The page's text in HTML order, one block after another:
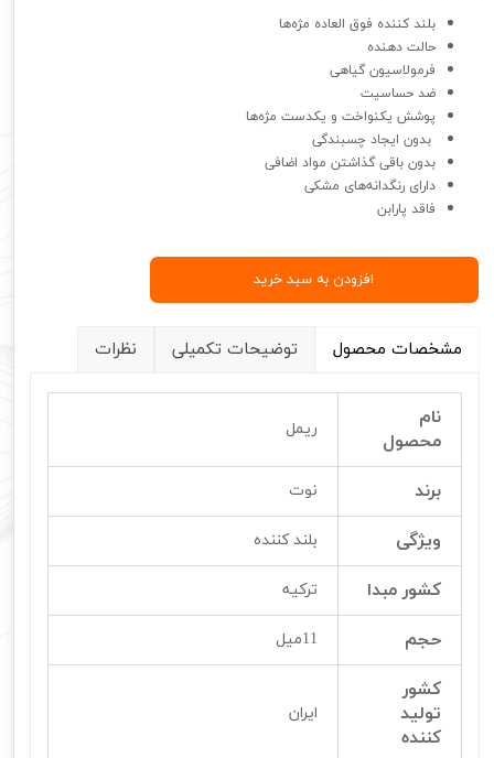
بلند کننده فوق العاده مژه‌ها
حالت دهنده
فرمولاسیون گیاهی
ضد حساسیت
پوشش یکنواخت و یکدست مژه‌ها
بدون ایجاد چسبندگی
بدون باقی گذاشتن مواد اضافی
دارای رنگدانه‌های مشکی
فاقد پارابن
افزودن به سبد خرید
مشخصات محصول توضیحات تکمیلی نظرات
نام
محصول
ریمل
برند نوت
ویژگی بلند کننده
کشور مبدا ترکیه
حجم 11میل
کشور
تولید
کننده
ایران